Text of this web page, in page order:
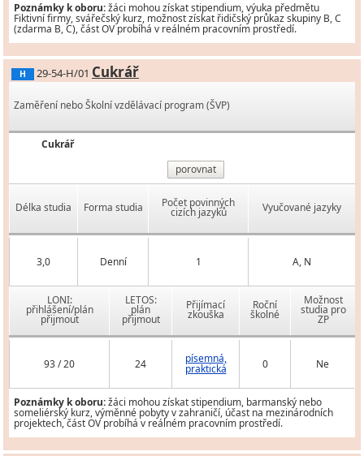
Poznámky k oboru:žáci mohou získat stipendium, výuka předmětu
Fiktivní firmy, svářečský kurz, možnost získat řidičský průkaz skupiny B, C
(zdarma B, C), část OV probíhá v reálném pracovním prostředí.
H 29-54-H/01 Cukrář
Zaměření nebo Školní vzdělávací program (ŠVP)
Cukrář
porovnat
Délka studia Forma studia Počet povinných
cizích jazyků Vyučované jazyky
3,0 Denní 1 A, N
LONI:
přihlášení/plán
přijmout
LETOS:
plán
přijmout
Přijímací
zkouška
Roční
školné
Možnost
studia pro
ZP
93 / 20 24 písemná,
praktická 0 Ne
Poznámky k oboru:žáci mohou získat stipendium, barmanský nebo
someliérský kurz, výměnné pobyty v zahraničí, účast na mezinárodních
projektech, část OV probíhá v reálném pracovním prostředí.